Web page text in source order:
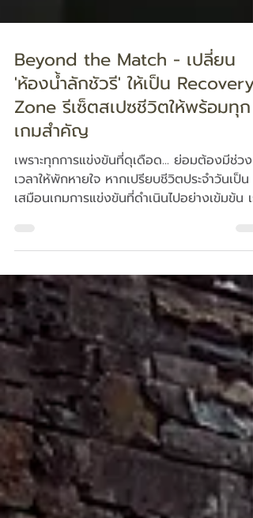
Beyond the Match - เปลี่ยน
'ห้องน้ำลักชัวรี' ให้เป็น Recovery
Zone รีเซ็ตสเปซชีวิตให้พร้อมทุก
เกมสำคัญ
ต่างต้องวิ่งตามตารางงาน แข่งขันกับเวลา และ
รับมือกับความคาดหวังที่ถาโถมเข้ามาอยู่เสมอ
จนบางครั้งสภาวะเหล่านี้ก็บีบคั้นให้ลมหายใจของ
เราสั้นกระชั้นขึ้นโดยไม่รู้ตัว เมื่อเสียงนกหวีดหม
ครึ่งแรกดังขึ้น นักกีฬาต้องการห้องแต่งตัวที่
เงียบสงบเพื่อฟื้นฟูพละกำลังและเรียกคืนสมาธิ
ชีวิตของเราก็เช่นกัน เมื่อก้าวเท้ากลับเข้าบ้าน เรา
ทุกคนต่างต้องการ "ช่วงเวลาพ